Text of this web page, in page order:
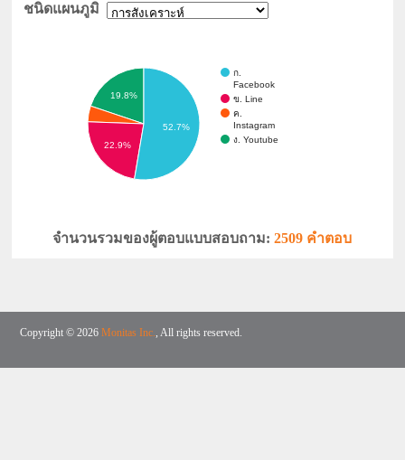
ชนิดแผนภูมิ
ก.
Facebook
ข. Line
ค.
Instagram
ง. Youtube
19.8%
22.9%
52.7%
จำนวนรวมของผู้ตอบแบบสอบถาม:2509 คำตอบ
Copyright © 2026Monitas Inc., All rights reserved.